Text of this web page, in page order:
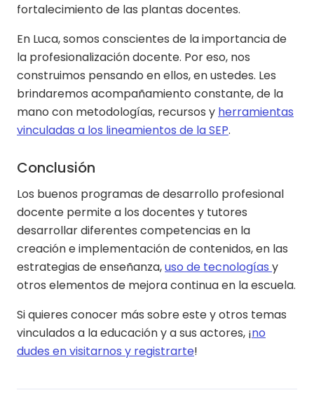
fortalecimiento de las plantas docentes.
En Luca, somos conscientes de la importancia de
la profesionalización docente. Por eso, nos
construimos pensando en ellos, en ustedes. Les
brindaremos acompañamiento constante, de la
mano con metodologías, recursos y herramientas
vinculadas a los lineamientos de la SEP.
Conclusión
Los buenos programas de desarrollo profesional
docente permite a los docentes y tutores
desarrollar diferentes competencias en la
creación e implementación de contenidos, en las
estrategias de enseñanza,uso de tecnologías y
otros elementos de mejora continua en la escuela.
Si quieres conocer más sobre este y otros temas
vinculados a la educación y a sus actores, ¡no
dudes en visitarnos y registrarte!